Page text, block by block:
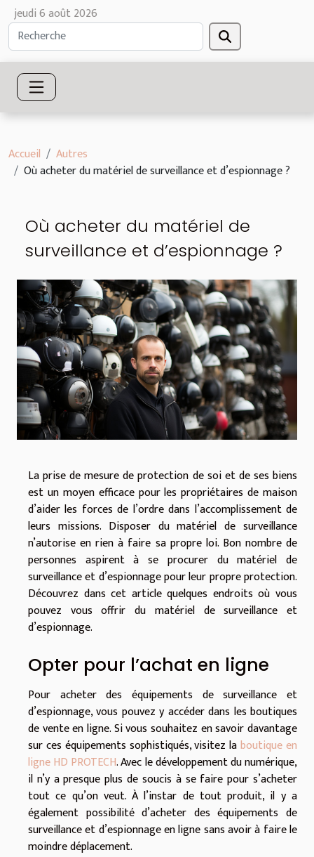
jeudi 6 août 2026
Accueil
Autres
Où acheter du matériel de surveillance et d’espionnage ?
Où acheter du matériel de
surveillance et d’espionnage ?
La prise de mesure de protection de soi et de ses biens
est un moyen efficace pour les propriétaires de maison
d’aider les forces de l’ordre dans l’accomplissement de
leurs missions. Disposer du matériel de surveillance
n’autorise en rien à faire sa propre loi. Bon nombre de
personnes aspirent à se procurer du matériel de
surveillance et d’espionnage pour leur propre protection.
Découvrez dans cet article quelques endroits où vous
pouvez vous offrir du matériel de surveillance et
d’espionnage.
Opter pour l’achat en ligne
Pour acheter des équipements de surveillance et
d’espionnage, vous pouvez y accéder dans les boutiques
de vente en ligne. Si vous souhaitez en savoir davantage
sur ces équipements sophistiqués, visitez laboutique en
ligne HD PROTECH. Avec le développement du numérique,
il n’y a presque plus de soucis à se faire pour s’acheter
tout ce qu’on veut. À l’instar de tout produit, il y a
également possibilité d’acheter des équipements de
surveillance et d’espionnage en ligne sans avoir à faire le
moindre déplacement.